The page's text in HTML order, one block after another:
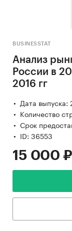
BUSINESSTAT
Анализ
России в
2016 гг
Дата выпуска:
Количество
Срок
ID: 36553
15 000 ₽